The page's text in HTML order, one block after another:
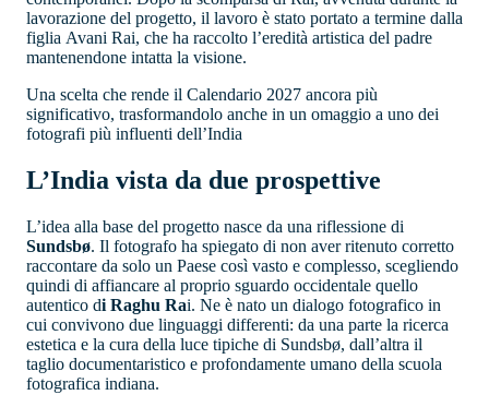
lavorazione del progetto, il lavoro è stato portato a termine dalla
figlia Avani Rai, che ha raccolto l’eredità artistica del padre
mantenendone intatta la visione.
Una scelta che rende il Calendario 2027 ancora più
significativo, trasformandolo anche in un omaggio a uno dei
fotografi più influenti dell’India
L’India vista da due prospettive
L’idea alla base del progetto nasce da una riflessione di
Sundsbø. Il fotografo ha spiegato di non aver ritenuto corretto
raccontare da solo un Paese così vasto e complesso, scegliendo
quindi di affiancare al proprio sguardo occidentale quello
autentico di Raghu Rai. Ne è nato un dialogo fotografico in
cui convivono due linguaggi differenti: da una parte la ricerca
estetica e la cura della luce tipiche di Sundsbø, dall’altra il
taglio documentaristico e profondamente umano della scuola
fotografica indiana.